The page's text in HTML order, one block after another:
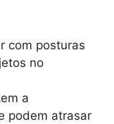
com posturas
no
a
podem atrasar